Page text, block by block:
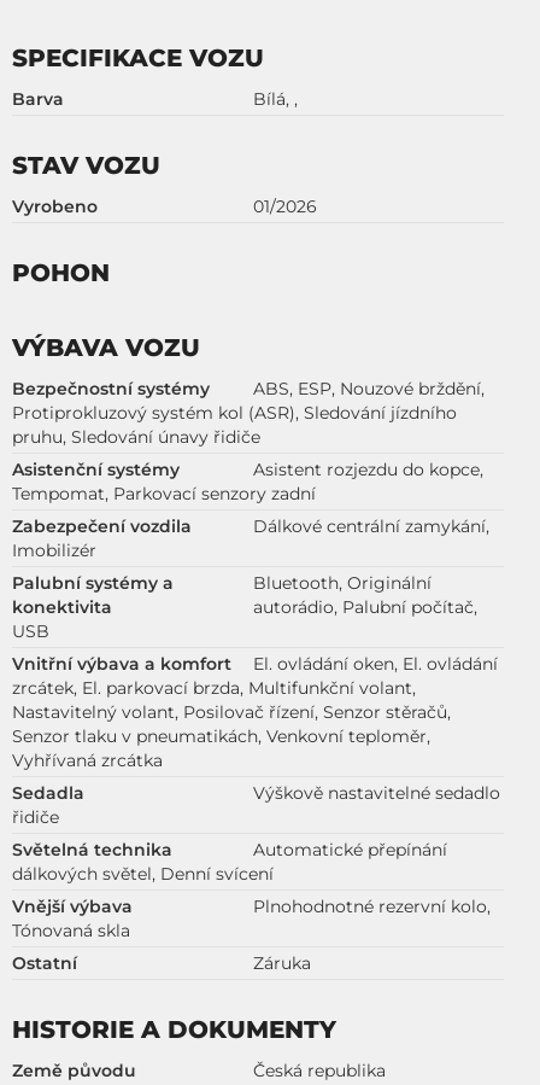
SPECIFIKACE VOZU
Barva Bílá, ,
STAV VOZU
Vyrobeno 01/2026
POHON
VÝBAVA VOZU
Bezpečnostní systémy
ABS, ESP, Nouzové brždění,
Protiprokluzový systém kol (ASR), Sledování jízdního
pruhu, Sledování únavy řidiče
Asistenční systémy
Asistent rozjezdu do kopce,
Tempomat, Parkovací senzory zadní
Zabezpečení vozdila
Dálkové centrální zamykání,
Imobilizér
Palubní systémy a
konektivita
Bluetooth, Originální
autorádio, Palubní počítač,
USB
Vnitřní výbava a komfort
El. ovládání oken, El. ovládání
zrcátek, El. parkovací brzda, Multifunkční volant,
Nastavitelný volant, Posilovač řízení, Senzor stěračů,
Senzor tlaku v pneumatikách, Venkovní teploměr,
Vyhřívaná zrcátka
Sedadla
Výškově nastavitelné sedadlo
řidiče
Světelná technika
Automatické přepínání
dálkových světel, Denní svícení
Vnější výbava
Plnohodnotné rezervní kolo,
Tónovaná skla
Ostatní
Záruka
HISTORIE A DOKUMENTY
Země původu Česká republika